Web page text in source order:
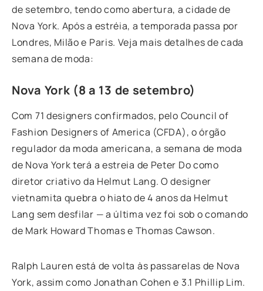
de setembro, tendo como abertura, a cidade de
Nova York. Após a estréia, a temporada passa por
Londres, Milão e Paris. Veja mais detalhes de cada
semana de moda:
Nova York (8 a 13 de setembro)
Com 71 designers confirmados, pelo Council of
Fashion Designers of America (CFDA), o órgão
regulador da moda americana, a semana de moda
de Nova York terá a estreia de Peter Do como
diretor criativo da Helmut Lang. O designer
vietnamita quebra o hiato de 4 anos da Helmut
Lang sem desfilar — a última vez foi sob o comando
de Mark Howard Thomas e Thomas Cawson.
Ralph Lauren está de volta às passarelas de Nova
York, assim como Jonathan Cohen e 3.1 Phillip Lim.